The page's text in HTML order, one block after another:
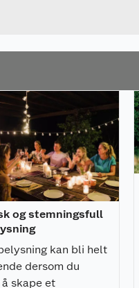
og stemningsfull
kan bli helt
dersom du
skape et